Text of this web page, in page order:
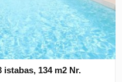
134 m2 Nr.